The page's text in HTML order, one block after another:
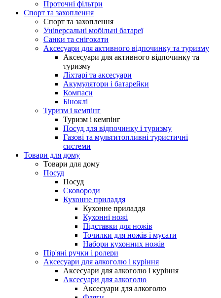
Проточні фільтри
Спорт та захоплення
Спорт та захоплення
Універсальні мобільні батареї
Санки та снігокати
Аксесуари для активного відпочинку та туризму
Аксесуари для активного відпочинку та
туризму
Ліхтарі та аксесуари
Акумулятори і батарейки
Компаси
Біноклі
Туризм і кемпінг
Туризм і кемпінг
Посуд для відпочинку і туризму
Газові та мультитопливні туристичні
системи
Товари для дому
Товари для дому
Посуд
Посуд
Сковороди
Кухонне приладдя
Кухонне приладдя
Кухонні ножі
Підставки для ножів
Точилки для ножів і мусати
Набори кухонних ножів
Пір'яні ручки і ролери
Аксесуари для алкоголю і куріння
Аксесуари для алкоголю і куріння
Аксесуари для алкоголю
Аксесуари для алкоголю